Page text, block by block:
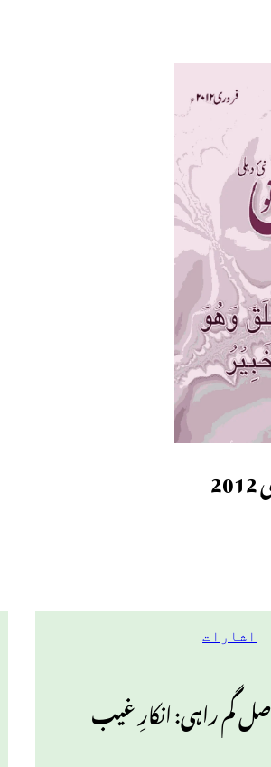
اشارات
گم راہی: انکارِ غیب